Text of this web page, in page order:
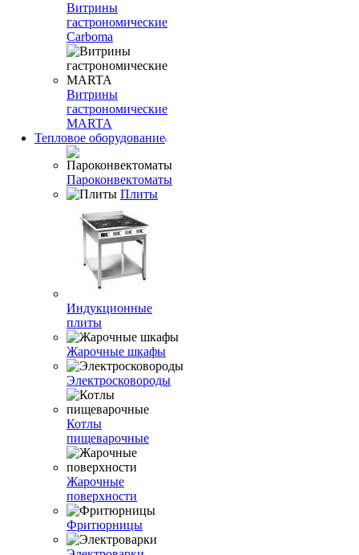
Витрины
гастрономические
Carboma
Витрины
гастрономические
MARTA
Тепловое оборудование
Пароконвектоматы
Плиты
Индукционные
плиты
Жарочные шкафы
Электросковороды
Котлы
пищеварочные
Жарочные
поверхности
Фритюрницы